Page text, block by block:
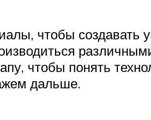
чтобы создавать
чтобы понять
дальше.